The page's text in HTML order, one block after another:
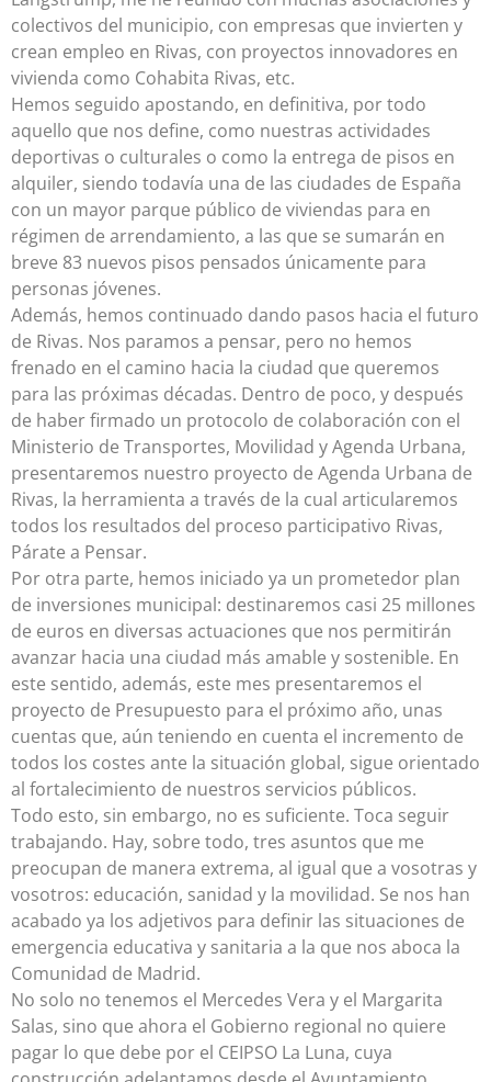
colectivos del municipio, con empresas que invierten y
crean empleo en Rivas, con proyectos innovadores en
vivienda como Cohabita Rivas, etc.
Hemos seguido apostando, en definitiva, por todo
aquello que nos define, como nuestras actividades
deportivas o culturales o como la entrega de pisos en
alquiler, siendo todavía una de las ciudades de España
con un mayor parque público de viviendas para en
régimen de arrendamiento, a las que se sumarán en
breve 83 nuevos pisos pensados únicamente para
personas jóvenes.
Además, hemos continuado dando pasos hacia el futuro
de Rivas. Nos paramos a pensar, pero no hemos
frenado en el camino hacia la ciudad que queremos
para las próximas décadas. Dentro de poco, y después
de haber firmado un protocolo de colaboración con el
Ministerio de Transportes, Movilidad y Agenda Urbana,
presentaremos nuestro proyecto de Agenda Urbana de
Rivas, la herramienta a través de la cual articularemos
todos los resultados del proceso participativo Rivas,
Párate a Pensar.
Por otra parte, hemos iniciado ya un prometedor plan
de inversiones municipal: destinaremos casi 25 millones
de euros en diversas actuaciones que nos permitirán
avanzar hacia una ciudad más amable y sostenible. En
este sentido, además, este mes presentaremos el
proyecto de Presupuesto para el próximo año, unas
cuentas que, aún teniendo en cuenta el incremento de
todos los costes ante la situación global, sigue orientado
al fortalecimiento de nuestros servicios públicos.
Todo esto, sin embargo, no es suficiente. Toca seguir
trabajando. Hay, sobre todo, tres asuntos que me
preocupan de manera extrema, al igual que a vosotras y
vosotros: educación, sanidad y la movilidad. Se nos han
acabado ya los adjetivos para definir las situaciones de
emergencia educativa y sanitaria a la que nos aboca la
Comunidad de Madrid.
No solo no tenemos el Mercedes Vera y el Margarita
Salas, sino que ahora el Gobierno regional no quiere
pagar lo que debe por el CEIPSO La Luna, cuya